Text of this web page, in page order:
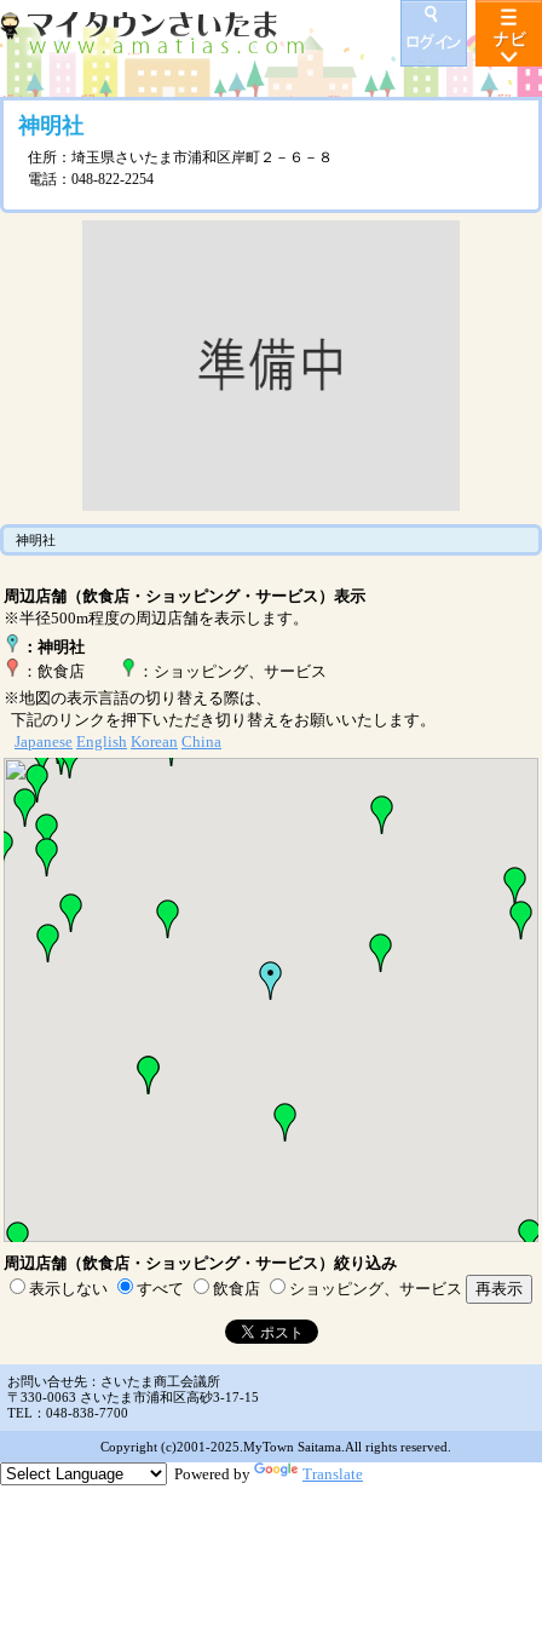
神明社
住所：埼玉県さいたま市浦和区岸町２－６－８
電話：048-822-2254
神明社
周辺店舗（飲食店・ショッピング・サービス）表示
※半径500m程度の周辺店舗を表示します。
：神明社
：飲食店
：ショッピング、サービス
※地図の表示言語の切り替える際は、
下記のリンクを押下いただき切り替えをお願いいたします。
Japanese English Korean China
周辺店舗（飲食店・ショッピング・サービス）絞り込み
表示しない
すべて 飲食店 ショッピング、サービス
お問い合せ先：さいたま商工会議所
〒330-0063 さいたま市浦和区高砂3-17-15
TEL：048-838-7700
Copyright (c)2001-2025.MyTown Saitama.All rights reserved.
Powered by Translate